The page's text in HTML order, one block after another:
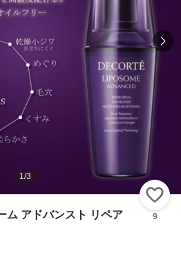
1/3
ム アドバンスト リペア
9